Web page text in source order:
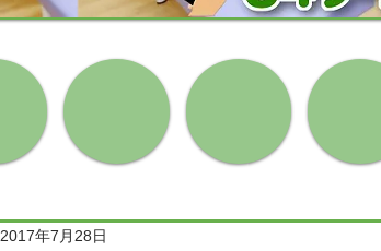
2017年7月28日